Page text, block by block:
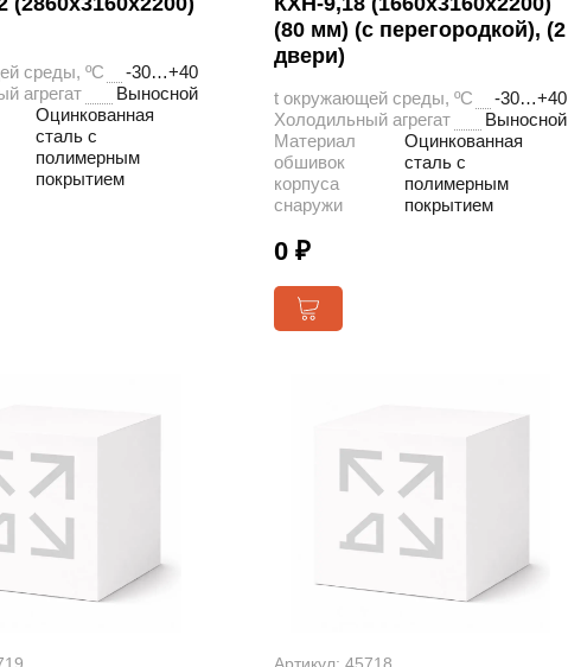
среды, ºС
-30…+40
агрегат
Выносной
Оцинкованная
сталь с
полимерным
покрытием
(80 мм) (с перегородкой), (2
двери)
t окружающей среды, ºС
-30…+40
Холодильный агрегат
Выносной
Материал
обшивок
корпуса
снаружи
Оцинкованная
сталь с
полимерным
покрытием
0 ₽